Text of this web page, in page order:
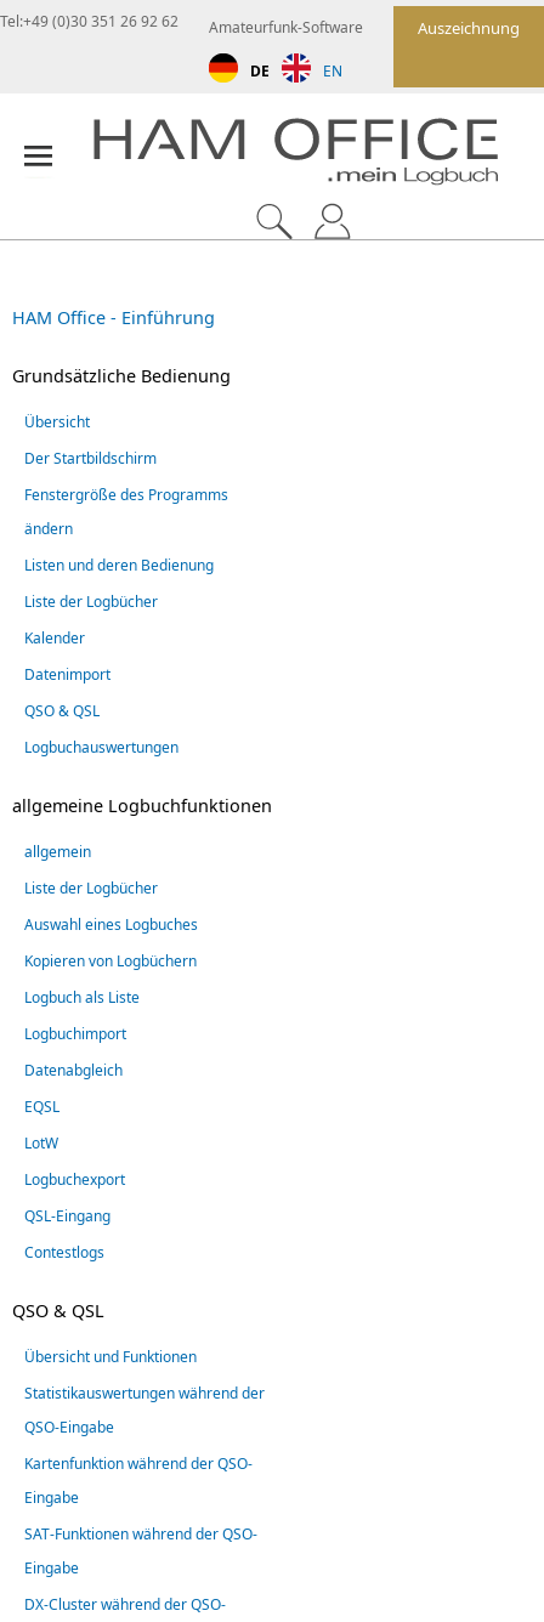
Auszeichnung
Amateurfunk-Software
DE EN
Tel:+49 (0)30 351 26 92 62
HAM Office - Einführung
Grundsätzliche Bedienung
Übersicht
Der Startbildschirm
Fenstergröße des Programms
ändern
Listen und deren Bedienung
Liste der Logbücher
Kalender
Datenimport
QSO & QSL
Logbuchauswertungen
allgemeine Logbuchfunktionen
allgemein
Liste der Logbücher
Auswahl eines Logbuches
Kopieren von Logbüchern
Logbuch als Liste
Logbuchimport
Datenabgleich
EQSL
LotW
Logbuchexport
QSL-Eingang
Contestlogs
QSO & QSL
Übersicht und Funktionen
Statistikauswertungen während der
QSO-Eingabe
Kartenfunktion während der QSO-
Eingabe
SAT-Funktionen während der QSO-
Eingabe
DX-Cluster während der QSO-